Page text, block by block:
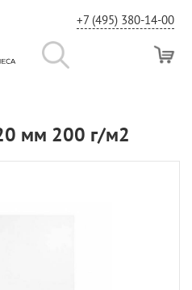
+7 (495) 380-14-00
мм 200 г/м2